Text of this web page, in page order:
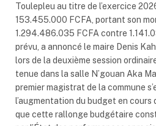
Toulepleu au titre de l’exercice
153.455.000 FCFA, portant son
1.294.486.035 FCFA contre
prévu, a annoncé le maire Denis
lors de la deuxième session
tenue dans la salle N’gouan Aka
premier magistrat de la commune
l’augmentation du budget en cours
que cette rallonge budgétaire